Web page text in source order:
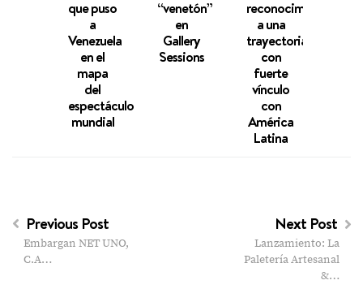
que puso
a
Venezuela
en el
mapa
del
espectáculo
mundial
“venetón”
en
Gallery
Sessions
reconocimiento
a una
trayectoria
con
fuerte
vínculo
con
América
Latina
Previous Post
Embargan NET UNO,
C.A…
Next Post
Lanzamiento: La
Paletería Artesanal
&…